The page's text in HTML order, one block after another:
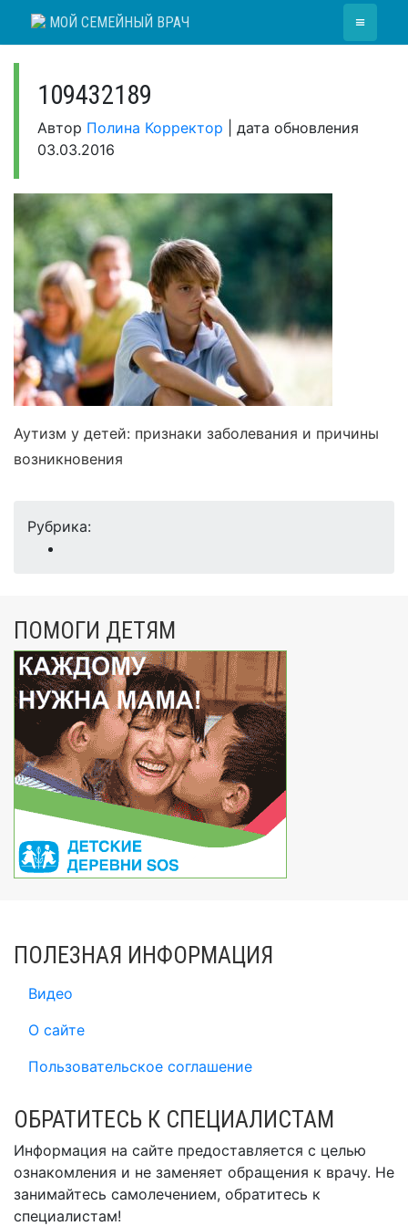
МОЙ СЕМЕЙНЫЙ ВРАЧ ≡
109432189
Автор Полина Корректор
дата обновления
03.03.2016
Аутизм у детей: признаки заболевания и причины
возникновения
Рубрика:
ПОМОГИ ДЕТЯМ
ПОЛЕЗНАЯ ИНФОРМАЦИЯ
Видео
О сайте
Пользовательское соглашение
ОБРАТИТЕСЬ К СПЕЦИАЛИСТАМ
Информация на сайте предоставляется с целью
ознакомления и не заменяет обращения к врачу. Не
занимайтесь самолечением, обратитесь к
специалистам!